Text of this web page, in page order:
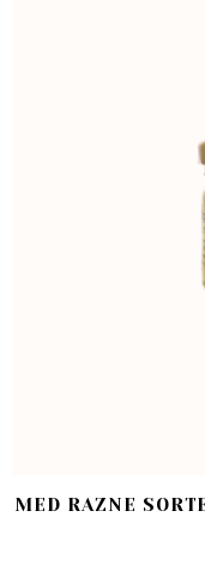
MED RAZNE